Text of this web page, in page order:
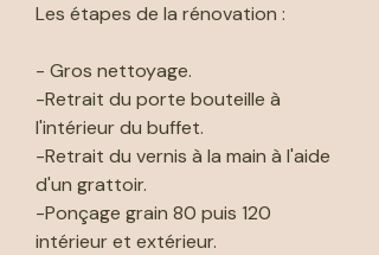
Les étapes de la rénovation :
- Gros nettoyage.
-Retrait du porte bouteille à
l'intérieur du buffet.
-Retrait du vernis à la main à l'aide
d'un grattoir.
-Ponçage grain 80 puis 120
intérieur et extérieur.